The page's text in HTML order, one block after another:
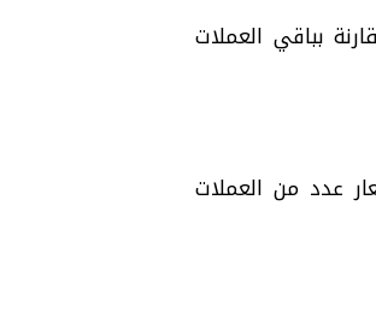
بباقي العملات
عدد من العملات